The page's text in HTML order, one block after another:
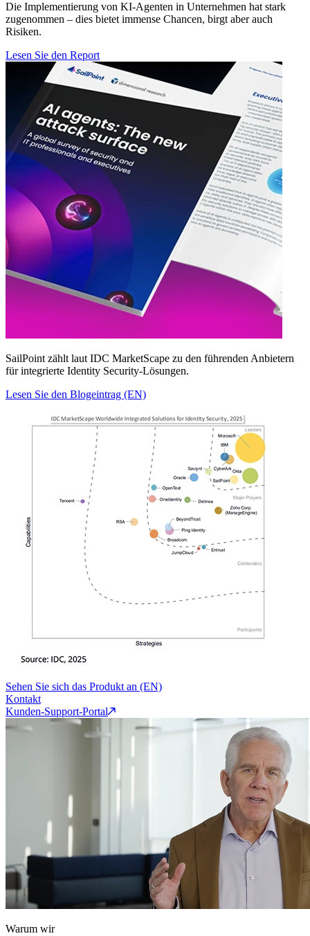
Die Implementierung von KI-Agenten in Unternehmen hat stark
zugenommen – dies bietet immense Chancen, birgt aber auch
Risiken.
Lesen Sie den Report
SailPoint zählt laut IDC MarketScape zu den führenden Anbietern
für integrierte Identity Security‑Lösungen.
Lesen Sie den Blogeintrag (EN)
Sehen Sie sich das Produkt an (EN)
Kontakt
Kunden-Support-Portal
Warum wir